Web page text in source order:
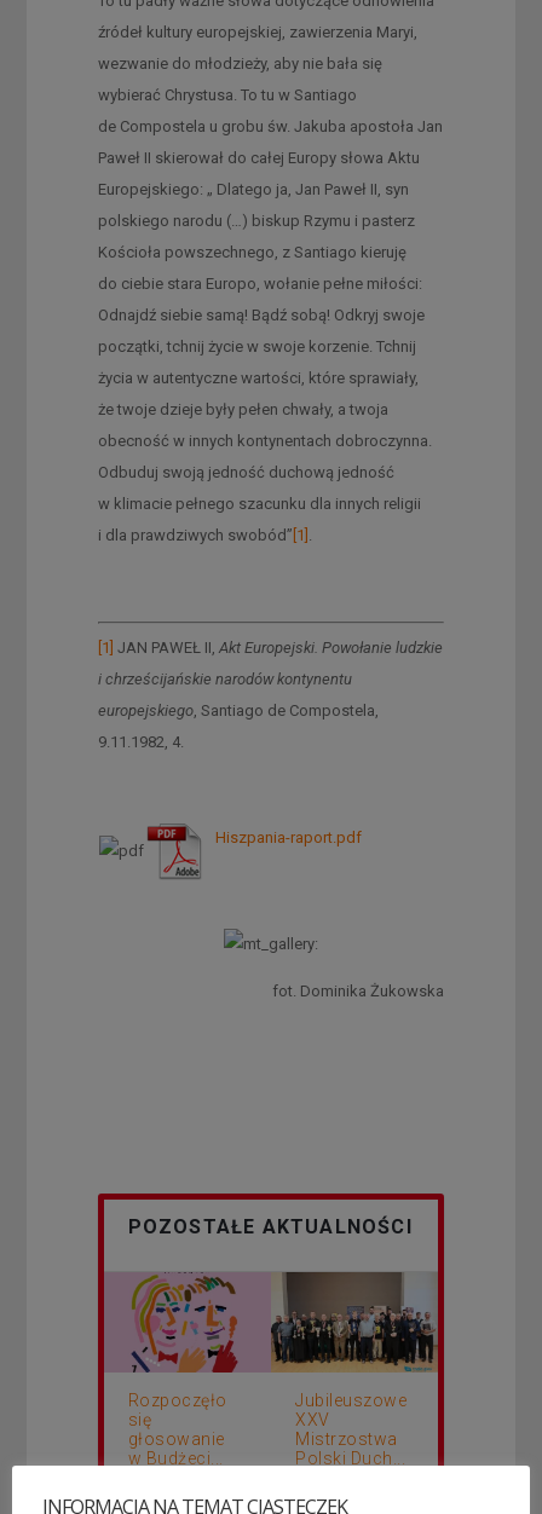
źródeł kultury europejskiej, zawierzenia Maryi,
wezwanie do młodzieży, aby nie bała się
wybierać Chrystusa. To tu w Santiago
de Compostela u grobu św. Jakuba apostoła Jan
Paweł II skierował do całej Europy słowa Aktu
Europejskiego: „ Dlatego ja, Jan Paweł II, syn
polskiego narodu (…) biskup Rzymu i pasterz
Kościoła powszechnego, z Santiago kieruję
do ciebie stara Europo, wołanie pełne miłości:
Odnajdź siebie samą! Bądź sobą! Odkryj swoje
początki, tchnij życie w swoje korzenie. Tchnij
życia w autentyczne wartości, które sprawiały,
że twoje dzieje były pełen chwały, a twoja
obecność w innych kontynentach dobroczynna.
Odbuduj swoją jedność duchową jedność
w klimacie pełnego szacunku dla innych religii
i dla prawdziwych swobód” [1]
[1] JAN PAWEŁ II, Akt Europejski. Powołanie ludzkie
i chrześcijańskie narodów kontynentu
europejskiego, Santiago de Compostela,
9.11.1982, 4.
Hiszpania-raport.pdf
fot. Dominika Żukowska
POZOSTAŁE AKTUALNOŚCI
Rozpoczęło
się
głosowanie
w Budżeci...
Jubileuszowe
XXV
Mistrzostwa
Polski Duch...
INFORMACJA NA TEMAT CIASTECZEK